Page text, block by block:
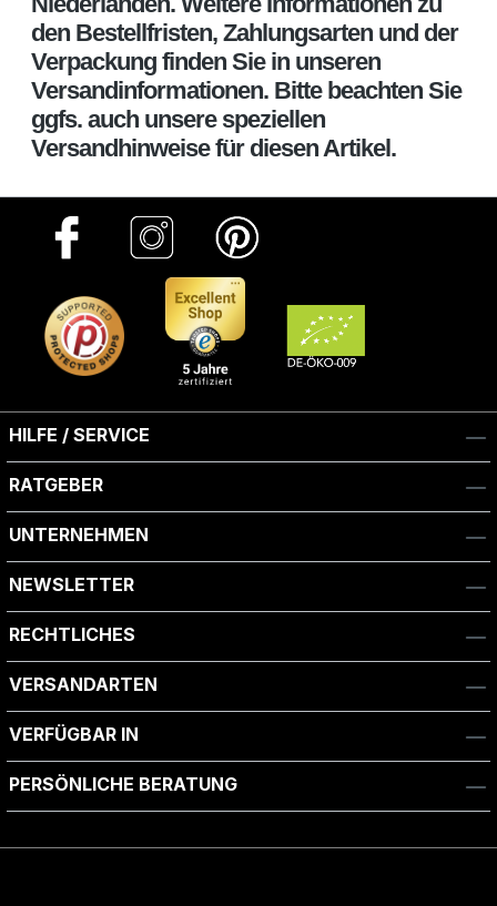
den Bestellfristen, Zahlungsarten und der
Verpackung finden Sie in unseren
Versandinformationen. Bitte beachten Sie
ggfs. auch unsere speziellen
Versandhinweise für diesen Artikel.
HILFE / SERVICE
RATGEBER
UNTERNEHMEN
NEWSLETTER
RECHTLICHES
VERSANDARTEN
VERFÜGBAR IN
PERSÖNLICHE BERATUNG